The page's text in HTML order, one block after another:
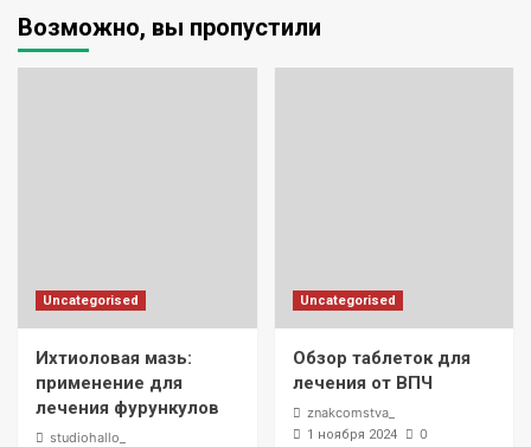
Возможно, вы пропустили
Uncategorised
Ихтиоловая мазь:
применение для
лечения фурункулов
studiohallo_
Uncategorised
Обзор таблеток для
лечения от ВПЧ
znakcomstva_
1 ноября 2024 0